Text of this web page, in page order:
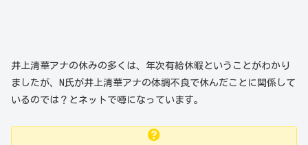
井上清華アナの休みの多くは、年次有給休暇ということがわかり
ましたが、N氏が井上清華アナの体調不良で休んだことに関係して
いるのでは？とネットで噂になっています。